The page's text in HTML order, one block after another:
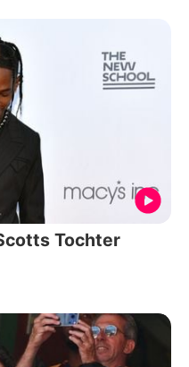
Tochter